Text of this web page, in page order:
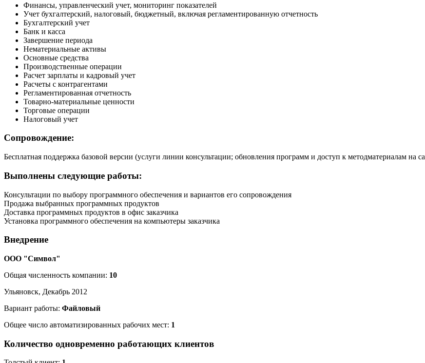
Финансы, управленческий учет, мониторинг показателей
Учет бухгалтерский, налоговый, бюджетный, включая регламентированную отчетность
Бухгалтерский учет
Банк и касса
Завершение периода
Нематериальные активы
Основные средства
Производственные операции
Расчет зарплаты и кадровый учет
Расчеты с контрагентами
Регламентированная отчетность
Товарно-материальные ценности
Торговые операции
Налоговый учет
Сопровождение:
Бесплатная поддержка базовой версии (услуги линии консультации; обновления программ и доступ к методматериалам на
Выполнены следующие работы:
Консультации по выбору программного обеспечения и вариантов его сопровождения
Продажа выбранных программных продуктов
Доставка программных продуктов в офис заказчика
Установка программного обеспечения на компьютеры заказчика
Внедрение
ООО "Символ"
Общая численность компании: 10
Ульяновск, Декабрь 2012
Вариант работы: Файловый
Общее число автоматизированных рабочих мест: 1
Количество одновременно работающих клиентов